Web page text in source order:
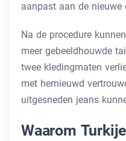
aanpast aan de nieuwe
Na de procedure
meer gebeeldhouwde
twee kledingmaten
met hernieuwd
uitgesneden jeans
Waarom